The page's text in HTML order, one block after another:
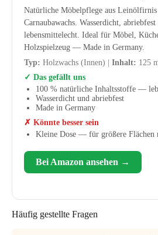
Natürliche Möbelpflege aus
Carnaubawachs. Wasserdicht, abriebfest
lebensmittelecht. Ideal für Möbel,
Holzspielzeug — Made in Germany.
Typ: Holzwachs (Innen) | Inhalt: 125
✓ Das gefällt uns
100 % natürliche Inhaltsstoffe —
Wasserdicht und abriebfest
Made in Germany
✗ Könnte besser sein
Kleine Dose — für größere Flächen
Bei Amazon ansehen →
Häufig gestellte Fragen